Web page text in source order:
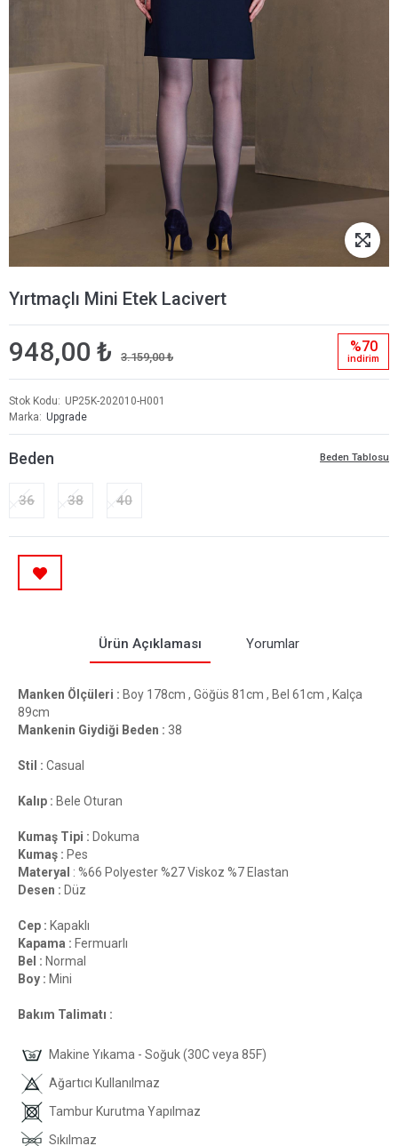
Yırtmaçlı Mini Etek Lacivert
948,00 ₺ 3.159,00 ₺
%70
i̇ndi̇ri̇m
Stok Kodu
UP25K-202010-H001
Marka
Upgrade
Beden Tablosu
Beden
36 38 40
Ürün Açıklaması Yorumlar
Manken Ölçüleri : Boy 178cm , Göğüs 81cm , Bel 61cm , Kalça
89cm
Mankenin Giydiği Beden : 38
Stil : Casual
Kalıp : Bele Oturan
Kumaş Tipi : Dokuma
Kumaş : Pes
Materyal : %66 Polyester %27 Viskoz %7 Elastan
Desen : Düz
Cep : Kapaklı
Kapama : Fermuarlı
Bel : Normal
Boy : Mini
Bakım Talimatı :
Makine Yıkama - Soğuk (30C veya 85F)
Ağartıcı Kullanılmaz
Tambur Kurutma Yapılmaz
Sıkılmaz